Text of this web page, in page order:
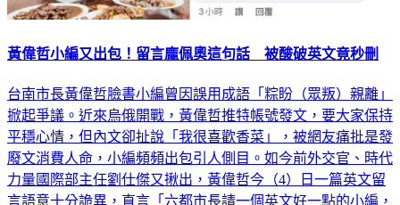
黃偉哲小編又出包！留言龐佩奧這句話 被酸破英文竟秒刪
台南市長黃偉哲臉書小編曾因誤用成語「粽盼（眾叛）親離」
掀起爭議。近來烏俄開戰，黃偉哲推特帳號發文，要大家保持
平穩心情，但內文卻扯說「我很喜歡香菜」，被網友痛批是發
廢文消費人命，小編頻頻出包引人側目。如今前外交官、時代
力量國際部主任劉仕傑又揪出，黃偉哲今（4）日一篇英文留
言語意十分詭異，直言「六都市長請一個英文好一點的小編，